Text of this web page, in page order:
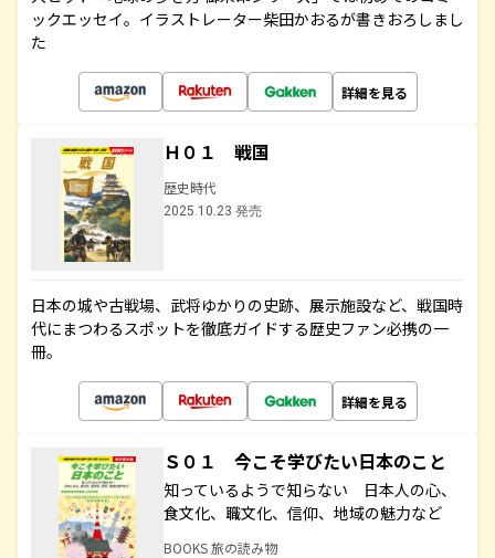
ックエッセイ。イラストレーター柴田かおるが書きおろしまし
た
詳細を見る
Ｈ０１ 戦国
歴史時代
2025.10.23 発売
日本の城や古戦場、武将ゆかりの史跡、展示施設など、戦国時
代にまつわるスポットを徹底ガイドする歴史ファン必携の一
冊。
詳細を見る
Ｓ０１ 今こそ学びたい日本のこと
知っているようで知らない 日本人の心、
食文化、職文化、信仰、地域の魅力など
BOOKS 旅の読み物